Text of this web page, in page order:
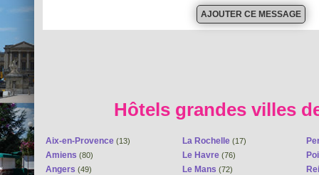
Hôtels grandes villes
Aix-en-Provence (13)
Amiens (80)
Angers (49)
La Rochelle (17)
Le Havre (76)
Le Mans (72)